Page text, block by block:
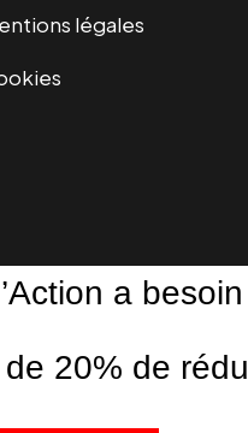
légales
a
20% de